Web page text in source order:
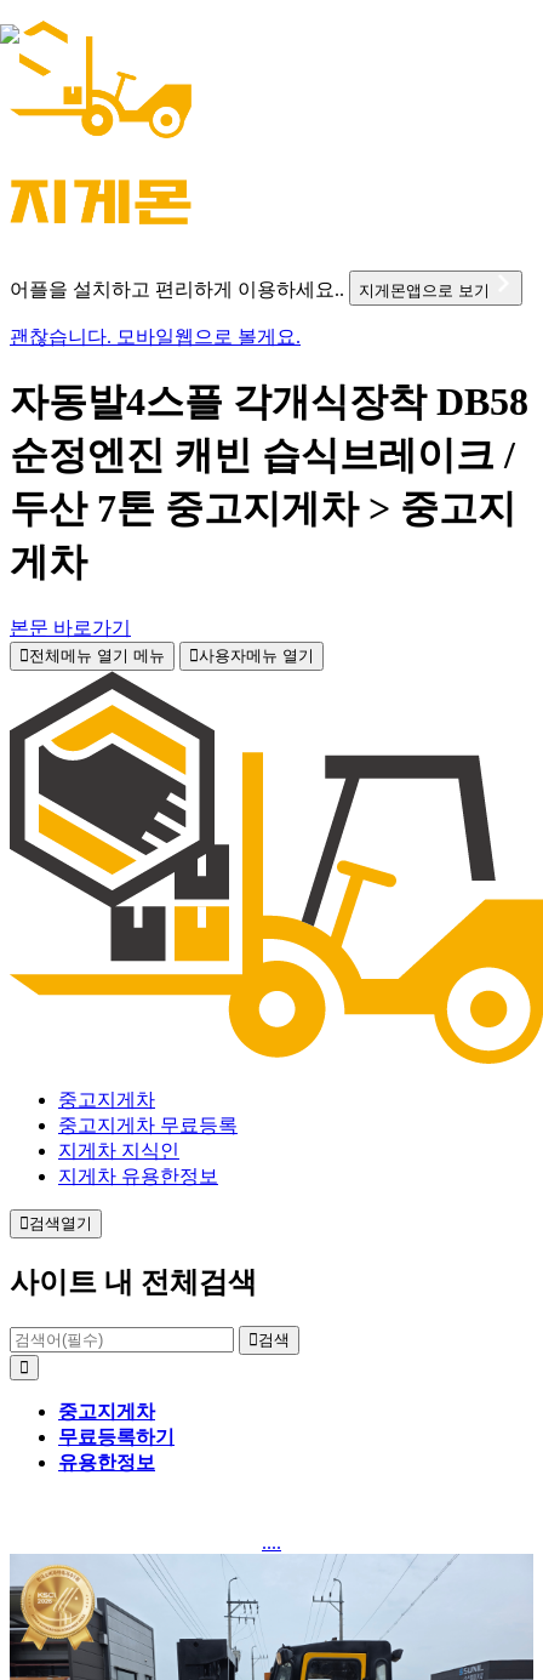
어플을 설치하고 편리하게 이용하세요.. 지게몬앱으로 보기
괜찮습니다. 모바일웹으로 볼게요.
자동발4스플 각개식장착 DB58
순정엔진 캐빈 습식브레이크 /
두산 7톤 중고지게차 > 중고지
게차
본문 바로가기
전체메뉴 열기 메뉴 사용자메뉴 열기
중고지게차
중고지게차 무료등록
지게차 지식인
지게차 유용한정보
검색열기
사이트 내 전체검색
검색
중고지게차
무료등록하기
유용한정보
....